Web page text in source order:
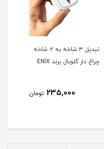
تبدیل ۳ شاخه به ۲ شاخه
چراغ دار گلوبال برند ENIX
235,000 تومان